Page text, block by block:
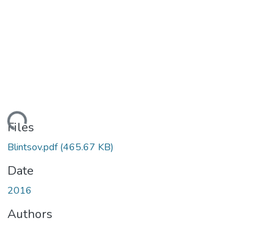
Files
Blintsov.pdf(465.67 KB)
Date
2016
Authors